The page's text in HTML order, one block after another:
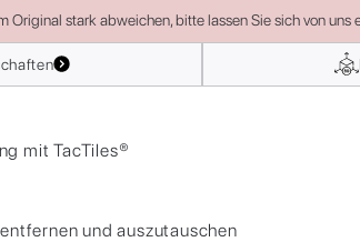
Original stark abweichen, bitte lassen Sie sich von uns
mit TacTiles®
und auszutauschen